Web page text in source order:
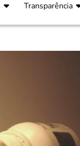
Serviços –
Coletiva 2025/
de Farmacêuticos e
Transparência
Proteção de